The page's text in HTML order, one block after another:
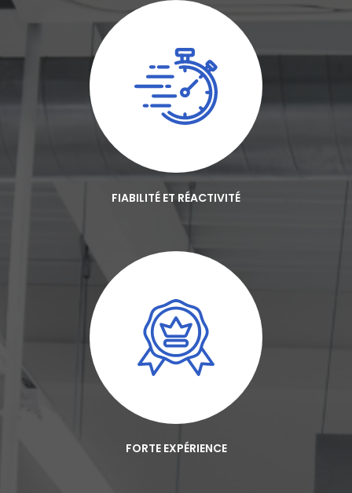
FIABILITÉ ET RÉACTIVITÉ
FORTE EXPÉRIENCE